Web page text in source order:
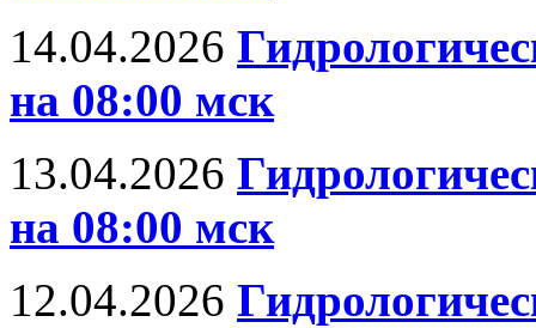
14.04.2026
на 08:00 мск
13.04.2026
на 08:00 мск
12.04.2026